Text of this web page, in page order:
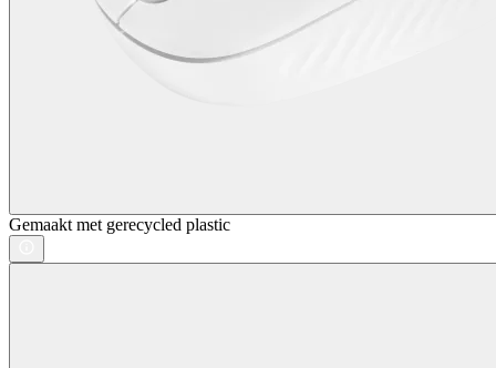
Gemaakt met gerecycled plastic